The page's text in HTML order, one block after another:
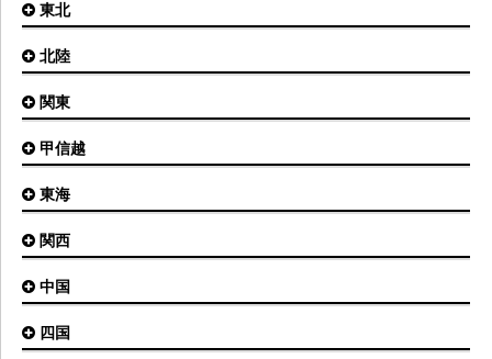
札幌(新千歳)空港
旭川空港
オホーツク紋別空港
釧路空港
稚内空港
とかち帯広空港
根室中標津空港
奥尻空港
利尻空港
東北
仙台空港
青森空港
三沢空港
福島空港
大館能代空港
庄内空港
山形空港
北陸
小松空港
能登空港
関東
東京(羽田)空港
茨城空港
八丈島空港
甲信越
新潟空港
東海
名古屋(中部)空港
静岡空港
関西
大阪(伊丹)空港
神戸空港
中国
広島空港
四国